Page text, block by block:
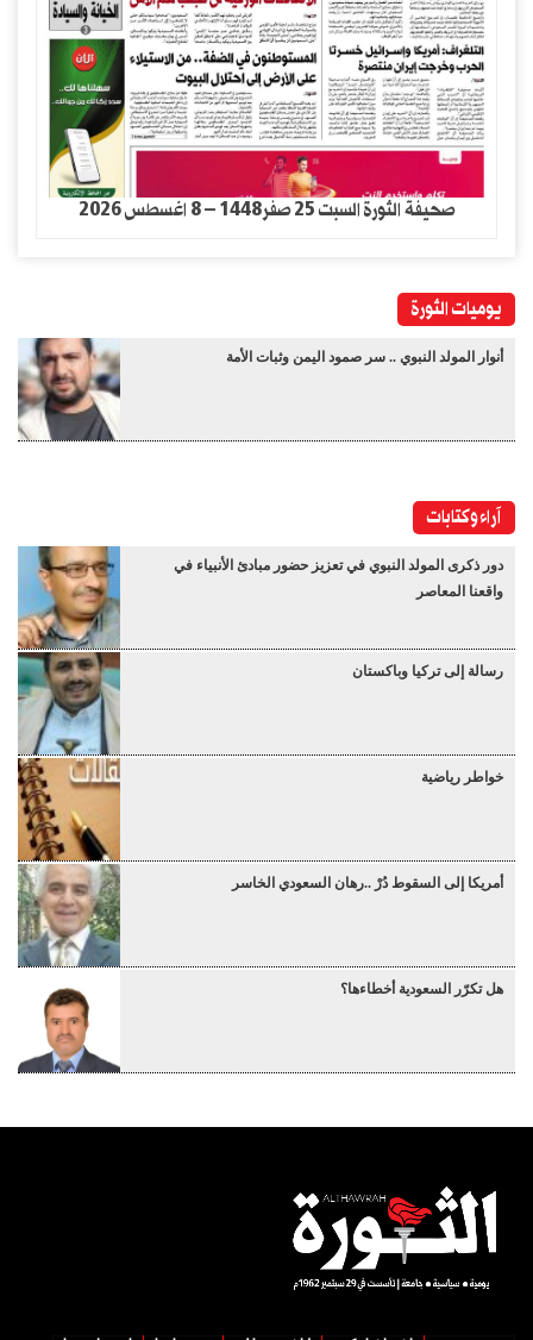
صحيفة الثورة السبت 25 صفر1448 – 8 اغسطس 2026
يوميات الثورة
أنوار المولد النبوي .. سر صمود اليمن وثبات الأمة
آراء وكتابات
دور ذكرى المولد النبوي في تعزيز حضور مبادئ الأنبياء في
واقعنا المعاصر
رسالة إلى تركيا وباكستان
خواطر رياضية
أمريكا إلى السقوط دُرْ ..رهان السعودي الخاسر
هل تكرّر السعودية أخطاءها؟